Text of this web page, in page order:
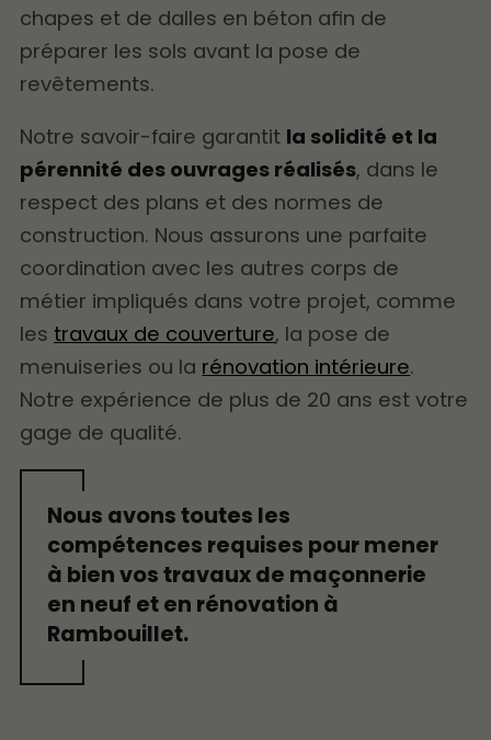
chapes et de dalles en béton afin de
préparer les sols avant la pose de
revêtements.
Notre savoir-faire garantit la solidité et la
pérennité des ouvrages réalisés, dans le
respect des plans et des normes de
construction. Nous assurons une parfaite
coordination avec les autres corps de
métier impliqués dans votre projet, comme
lestravaux de couverture, la pose de
menuiseries ou la rénovation intérieure.
Notre expérience de plus de 20 ans est votre
gage de qualité.
Nous avons toutes les
compétences requises pour mener
à bien vos travaux de maçonnerie
en neuf et en rénovation à
Rambouillet.